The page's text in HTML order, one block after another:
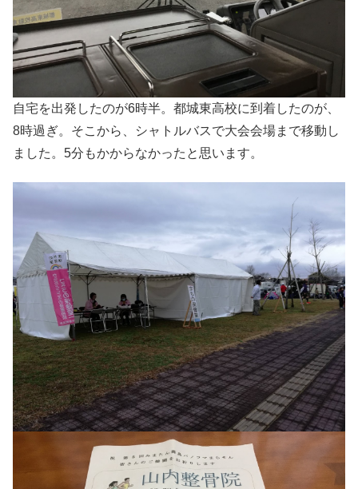
自宅を出発したのが6時半。都城東高校に到着したのが、
8時過ぎ。そこから、シャトルバスで大会会場まで移動し
ました。5分もかからなかったと思います。